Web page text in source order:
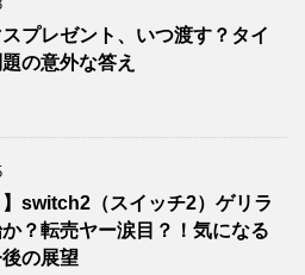
プレゼント、いつ渡す？タイ
の意外な答え
】switch2（スイッチ2）ゲリラ
？転売ヤー涙目？！気になる
の展望